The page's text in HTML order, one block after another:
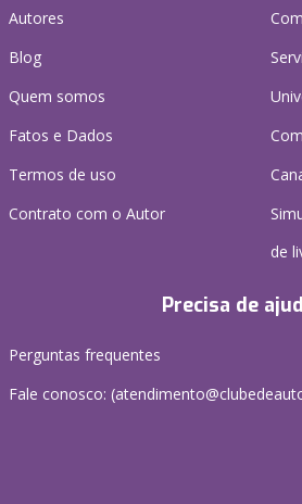
Autores
Blog
Quem somos
Fatos e Dados
Termos de uso
Contrato com o Autor
de
Precisa de
Perguntas frequentes
Fale conosco: